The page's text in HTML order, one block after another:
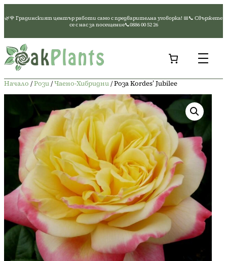
съдържанието
🌿🌹 Градинският център работи само с предварителна уговорка! 📅📞 Свържете
се с нас за посещение📞0886 00 52 26
Начало /Рози/Чаено-Хибридни/ Роза Kordes’ Jubilee